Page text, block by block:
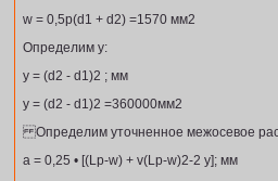
w = 0,5р(d1 + d2) =1570 мм2
Определим y:
y = (d2 - d1)2 ; мм
y = (d2 - d1)2 =360000мм2
Определим уточненное межосевое
а = 0,25 • [(Lp-w) + v(Lp-w)2-2 y]; мм